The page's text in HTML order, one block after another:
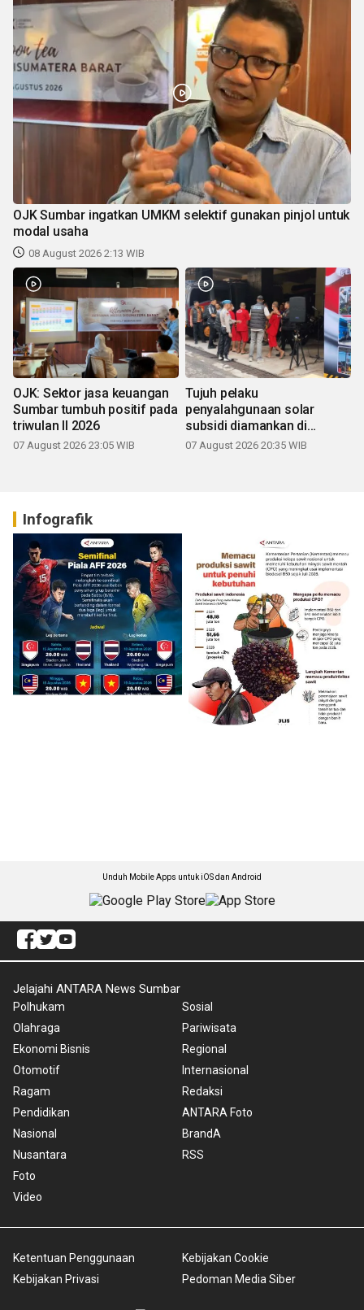
OJK Sumbar ingatkan UMKM selektif gunakan pinjol untuk
modal usaha
08 August 2026 2:13 WIB
OJK: Sektor jasa keuangan
Sumbar tumbuh positif pada
triwulan II 2026
07 August 2026 23:05 WIB
Tujuh pelaku
penyalahgunaan solar
subsidi diamankan di
Sumbar
07 August 2026 20:35 WIB
Infografik
Unduh Mobile Apps untuk iOS dan Android
Jelajahi ANTARA News Sumbar
Polhukam
Olahraga
Ekonomi Bisnis
Otomotif
Ragam
Pendidikan
Nasional
Nusantara
Foto
Video
Sosial
Pariwisata
Regional
Internasional
Redaksi
ANTARA Foto
BrandA
RSS
Ketentuan Penggunaan
Kebijakan Privasi
Kebijakan Cookie
Pedoman Media Siber